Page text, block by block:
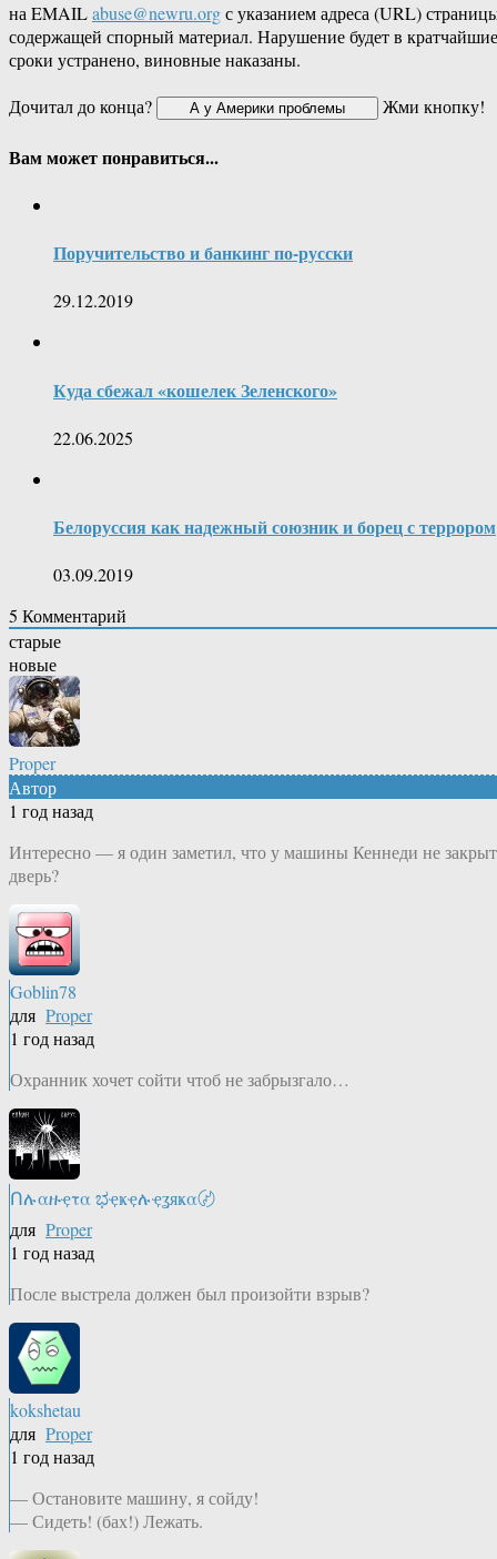
на EMAILabuse@newru.orgс указанием адреса (URL)
содержащей спорный материал. Нарушение будет в кратчайшие
сроки устранено, виновные наказаны.
Дочитал до конца?
Жми кнопку!
Вам может понравиться...
Поручительство и банкинг по-русски
29.12.2019
Куда сбежал «кошелек Зеленского»
22.06.2025
Белоруссия как надежный союзник и борец с террором
03.09.2019
5 Комментарий
старые
новые
Proper
Автор
1 год назад
Интересно — я один заметил, что у машины Кеннеди не
дверь?
Goblin78
для Proper
1 год назад
Охранник хочет сойти чтоб не забрызгало…
Ոሉαዙҿτα ಭҿҝҿሉҿʓяҝα〄
для Proper
1 год назад
После выстрела должен был произойти взрыв?
kokshetau
для Proper
1 год назад
— Остановите машину, я сойду!
— Сидеть! (бах!) Лежать.